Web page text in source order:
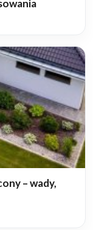
– wady,